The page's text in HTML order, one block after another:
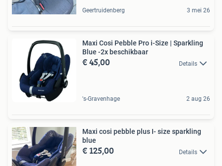
Geertruidenberg 3 mei 26
Maxi Cosi Pebble Pro i-Size | Sparkling
Blue -2x beschikbaar
€ 45,00 Details
's-Gravenhage 2 aug 26
Maxi cosi pebble plus I- size sparkling
blue
€ 125,00 Details